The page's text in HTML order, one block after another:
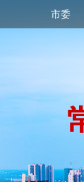
市委